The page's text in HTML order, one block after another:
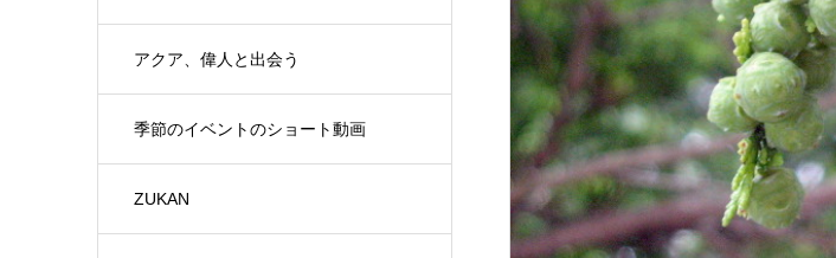
学の対話」
アクア、偉人と出会う
季節のイベントのショート動画
ZUKAN